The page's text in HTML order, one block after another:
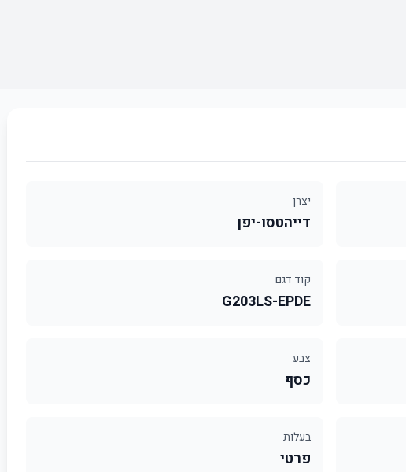
יצרן
דייהטסו-יפן
קוד דגם
G203LS-EPDE
צבע
כסף
בעלות
פרטי